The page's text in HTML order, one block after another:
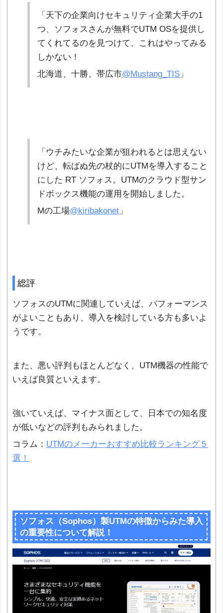
「天下の企業向けセキュリティ企業大手の1
つ、ソフォスさんが無料でUTM OSを提供し
てくれてるのを見つけて、これはやってみる
しかない！
北海道、十勝、帯広市@Mustang_TIS 」
「ウチみたいな企業が狙われるとは思えない
けど、転ばぬ先の杖的にUTMを導入すること
にした RT ソフォス。UTMのクラウド型サン
ドボックス機能の運用を開始しました。
Mの工場@kiribakonet 」
総評
ソフォスのUTMに関連していえば、パフォーマンス
がよいこともあり、導入を検討している方も多いよ
うです。
また、悪い評判もほとんどなく、UTM機器の性能で
いえば良質といえます。
強いていえば、マイナス面として、日本での知名度
が低いなどの評判もみられました。
コラム： UTMのメーカーおすすめ比較ランキング５
選！
ソフォス（Sophos）製UTMの特徴からみた導入
の重要性について解説！